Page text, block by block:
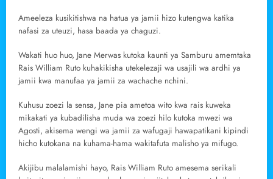
Ameeleza kusikitishwa na hatua ya jamii hizo kutengwa katika
nafasi za uteuzi, hasa baada ya chaguzi.
Wakati huo huo, Jane Merwas kutoka kaunti ya Samburu amemtaka
Rais William Ruto kuhakikisha utekelezaji wa usajili wa ardhi ya
jamii kwa manufaa ya jamii za wachache nchini.
Kuhusu zoezi la sensa, Jane pia ametoa wito kwa rais kuweka
mikakati ya kubadilisha muda wa zoezi hilo kutoka mwezi wa
Agosti, akisema wengi wa jamii za wafugaji hawapatikani kipindi
hicho kutokana na kuhama-hama wakitafuta malisho ya mifugo.
Akijibu malalamishi hayo, Rais William Ruto amesema serikali